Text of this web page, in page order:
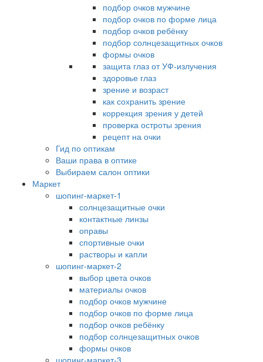
подбор очков мужчине
подбор очков по форме лица
подбор очков ребёнку
подбор солнцезащитных очков
формы очков
защита глаз от УФ-излучения
здоровье глаз
зрение и возраст
как сохранить зрение
коррекция зрения у детей
проверка остроты зрения
рецепт на очки
Гид по оптикам
Ваши права в оптике
Выбираем салон оптики
Маркет
шопинг-маркет-1
солнцезащитные очки
контактные линзы
оправы
спортивные очки
растворы и капли
шопинг-маркет-2
выбор цвета очков
материалы очков
подбор очков мужчине
подбор очков по форме лица
подбор очков ребёнку
подбор солнцезащитных очков
формы очков